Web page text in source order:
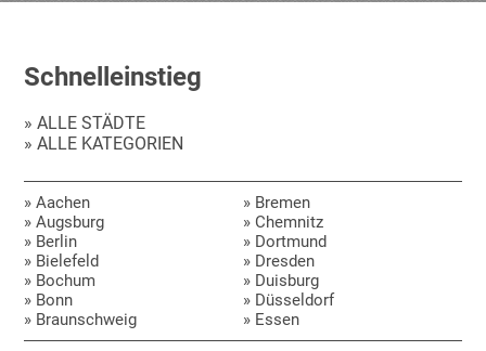
Schnelleinstieg
» ALLE STÄDTE
» ALLE KATEGORIEN
» Aachen
» Augsburg
» Berlin
» Bielefeld
» Bochum
» Bonn
» Braunschweig
» Bremen
» Chemnitz
» Dortmund
» Dresden
» Duisburg
» Düsseldorf
» Essen